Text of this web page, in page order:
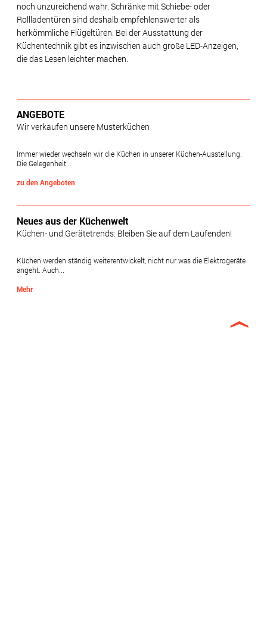
noch unzureichend wahr. Schränke mit Schiebe- oder
Rollladentüren sind deshalb empfehlenswerter als
herkömmliche Flügeltüren. Bei der Ausstattung der
Küchentechnik gibt es inzwischen auch große LED-Anzeigen,
die das Lesen leichter machen.
ANGEBOTE
Wir verkaufen unsere Musterküchen
Immer wieder wechseln wir die Küchen in unserer Küchen-Ausstellung.
Die Gelegenheit...
zu den Angeboten
Neues aus der Küchenwelt
Küchen- und Gerätetrends: Bleiben Sie auf dem Laufenden!
Küchen werden ständig weiterentwickelt, nicht nur was die Elektrogeräte
angeht. Auch...
Mehr